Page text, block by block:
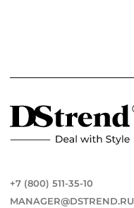
+7 (800) 511-35-10
MANAGER@DSTREND.RU